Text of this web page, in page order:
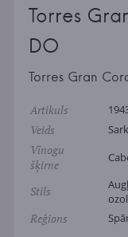
Torres
DO
Torres Gran
Artikuls
Veids
Vīnogu
šķirne
Stils
Reģions